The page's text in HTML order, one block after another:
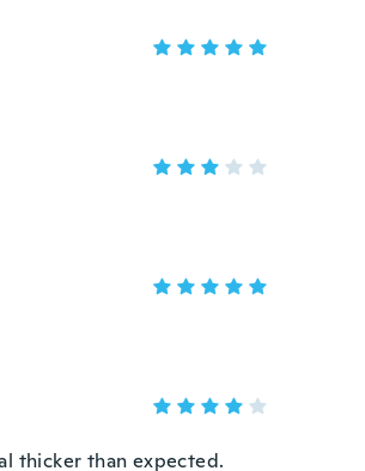
thicker than expected.